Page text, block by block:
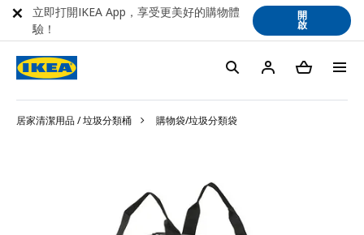
居家清潔用品 / 垃圾分類桶 購物袋/垃圾分類袋
立即打開IKEA App，享受更美好的購物體
驗！
開
啟